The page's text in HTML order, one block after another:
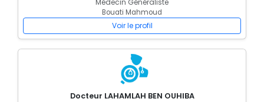
Médecin Généraliste
Bouati Mahmoud
Voir le profil
Docteur LAHAMLAH BEN OUHIBA